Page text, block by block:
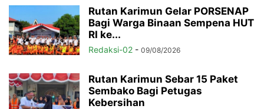
Rutan Karimun Gelar PORSENAP
Bagi Warga Binaan Sempena HUT
RI ke...
Redaksi-02 - 09/08/2026
Rutan Karimun Sebar 15 Paket
Sembako Bagi Petugas
Kebersihan